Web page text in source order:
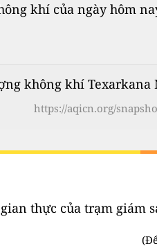
khí của ngày hôm
không khí Texarkana
https://aqicn.org/
thực của trạm giám
(